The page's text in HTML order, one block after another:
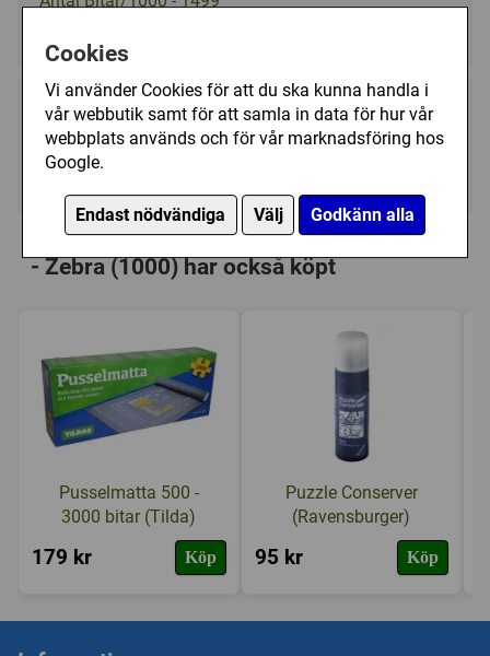
Cookies
Vi använder Cookies för att du ska kunna handla i
vår webbutik samt för att samla in data för hur vår
webbplats används och för vår marknadsföring hos
Google.
Endast nödvändiga Välj Godkänn alla
189 kr Utgått
Personer som har köpt Heye: Tinga Tinga
- Zebra (1000) har också köpt
Pusselmatta 500 -
3000 bitar (Tilda)
179 kr Köp
Puzzle Conserver
(Ravensburger)
95 kr Köp